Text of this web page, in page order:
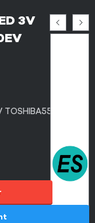
3V
et